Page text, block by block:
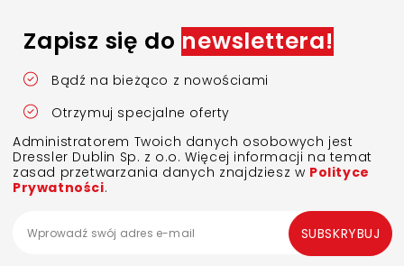
Zapisz się do newslettera!
Bądź na bieżąco z nowościami
Otrzymuj specjalne oferty
Administratorem Twoich danych osobowych jest
Dressler Dublin Sp. z o.o. Więcej informacji na temat
zasad przetwarzania danych znajdziesz w Polityce
Prywatności.
SUBSKRYBUJ